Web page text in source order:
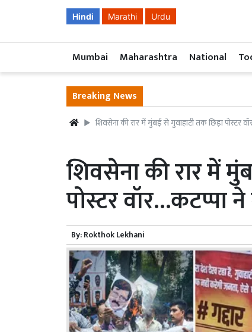
Hindi Marathi Urdu
Mumbai Maharashtra National
Breaking News
शिवसेना की रार में मुंबई से गुवाहाटी तक छिड़ा पोस्टर
शिवसेना की रार में
पोस्टर वॉर…कटप्पा
By:Rokthok Lekhani